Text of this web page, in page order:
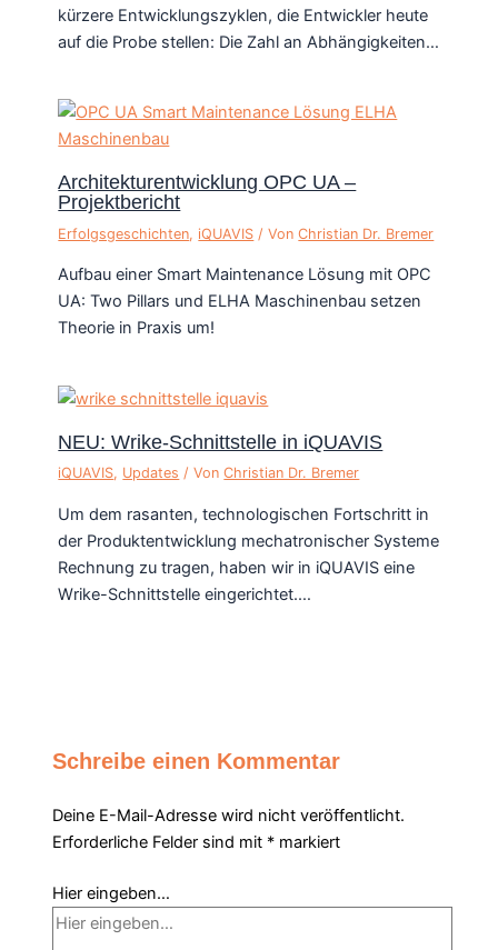
kürzere Entwicklungszyklen, die Entwickler heute
auf die Probe stellen: Die Zahl an Abhängigkeiten…
Architekturentwicklung OPC UA –
Projektbericht
Erfolgsgeschichten, iQUAVIS / VonChristian Dr. Bremer
Aufbau einer Smart Maintenance Lösung mit OPC
UA: Two Pillars und ELHA Maschinenbau setzen
Theorie in Praxis um!
NEU: Wrike-Schnittstelle in iQUAVIS
iQUAVIS, Updates / VonChristian Dr. Bremer
Um dem rasanten, technologischen Fortschritt in
der Produktentwicklung mechatronischer Systeme
Rechnung zu tragen, haben wir in iQUAVIS eine
Wrike-Schnittstelle eingerichtet.…
Schreibe einen Kommentar
Deine E-Mail-Adresse wird nicht veröffentlicht.
Erforderliche Felder sind mit * markiert
Hier eingeben…